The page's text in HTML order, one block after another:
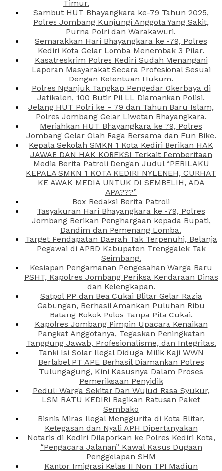
Timur.
Sambut HUT Bhayangkara ke-79 Tahun 2025,
Polres Jombang Kunjungi Anggota Yang Sakit,
Purna Polri dan Warakawuri.
Semarakkan Hari Bhayangkara ke -79, Polres
Kediri Kota Gelar Lomba Menembak 3 Pilar.
Kasatreskrim Polres Kediri Sudah Menangani
Laporan Masyarakat Secara Profesional Sesuai
Dengan Ketentuan Hukum.
Polres Nganjuk Tangkap Pengedar Okerbaya di
Jatikalen, 100 Butir Pil LL Diamankan Polisi.
Jelang HUT Polri ke – 79 dan Tahun Baru Islam,
Polres Jombang Gelar Liwetan Bhayangkara.
Meriahkan HUT Bhayangkara ke 79, Polres
Jombang Gelar Olah Raga Bersama dan Fun Bike.
Kepala Sekolah SMKN 1 Kota Kediri Berikan HAK
JAWAB DAN HAK KOREKSI Terkait Pemberitaan
Media Berita Patroli Dengan Judul “PERILAKU
KEPALA SMKN 1 KOTA KEDIRI NYLENEH, CURHAT
KE AWAK MEDIA UNTUK DI SEMBELIH, ADA
APA???”
Box Redaksi Berita Patroli
Tasyakuran Hari Bhayangkara ke -79, Polres
Jombang Berikan Penghargaan kepada Bupati,
Dandim dan Pemenang Lomba.
Target Pendapatan Daerah Tak Terpenuhi, Belanja
Pegawai di APBD Kabupaten Trenggalek Tak
Seimbang.
Kesiapan Pengamanan Pengesahan Warga Baru
PSHT, Kapolres Jombang Periksa Kendaraan Dinas
dan Kelengkapan.
Satpol PP dan Bea Cukai Blitar Gelar Razia
Gabungan, Berhasil Amankan Puluhan Ribu
Batang Rokok Polos Tanpa Pita Cukai.
Kapolres Jombang Pimpin Upacara Kenaikan
Pangkat Anggotanya, Tegaskan Peningkatan
Tanggung Jawab, Profesionalisme, dan Integritas.
Tanki Isi Solar Ilegal Diduga Milik Kaji WWN
Berlabel PT APE Berhasil Diamankan Polres
Tulungagung, Kini Kasusnya Dalam Proses
Pemeriksaan Penyidik
Peduli Warga Sekitar Dan Wujud Rasa Syukur,
LSM RATU KEDIRI Bagikan Ratusan Paket
Sembako
Bisnis Miras Ilegal Menggurita di Kota Blitar,
Ketegasan dan Nyali APH Dipertanyakan
Notaris di Kediri Dilaporkan ke Polres Kediri Kota,
“Pengacara Jalanan” Kawal Kasus Dugaan
Penggelapan SHM
Kantor Imigrasi Kelas II Non TPI Madiun